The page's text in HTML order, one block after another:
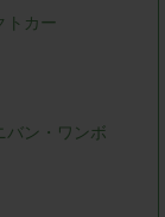
トカー
バン・ワンボ